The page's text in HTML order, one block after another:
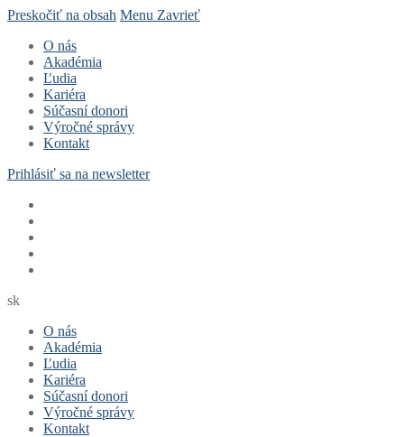
Preskočiť na obsah Menu Zavrieť
O nás
Akadémia
Ľudia
Kariéra
Súčasní donori
Výročné správy
Kontakt
Prihlásiť sa na newsletter
sk
O nás
Akadémia
Ľudia
Kariéra
Súčasní donori
Výročné správy
Kontakt